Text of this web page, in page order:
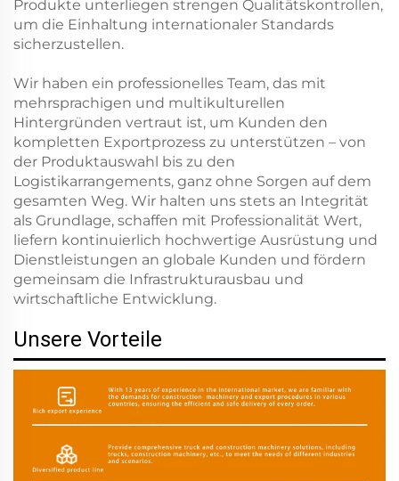
Produkte unterliegen strengen Qualitätskontrollen,
um die Einhaltung internationaler Standards
sicherzustellen.
Wir haben ein professionelles Team, das mit
mehrsprachigen und multikulturellen
Hintergründen vertraut ist, um Kunden den
kompletten Exportprozess zu unterstützen – von
der Produktauswahl bis zu den
Logistikarrangements, ganz ohne Sorgen auf dem
gesamten Weg. Wir halten uns stets an Integrität
als Grundlage, schaffen mit Professionalität Wert,
liefern kontinuierlich hochwertige Ausrüstung und
Dienstleistungen an globale Kunden und fördern
gemeinsam die Infrastrukturausbau und
wirtschaftliche Entwicklung.
Unsere Vorteile